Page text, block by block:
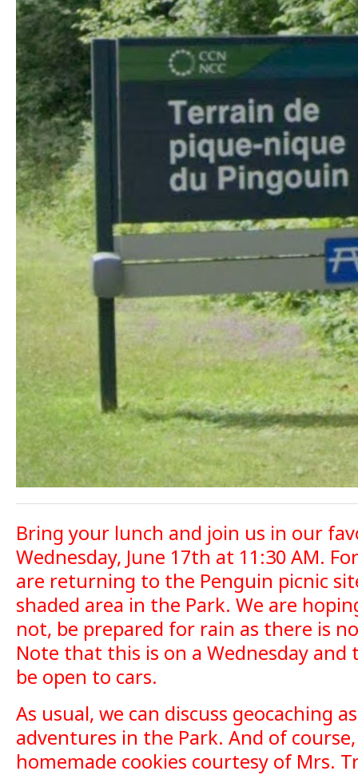
Bring your lunch and join us in our
Wednesday, June 17th at 11:30 AM.
are returning to the Penguin picnic
shaded area in the Park. We are
not, be prepared for rain as there is
Note that this is on a Wednesday
be open to cars.
As usual, we can discuss geocaching
adventures in the Park. And of
homemade cookies courtesy of Mrs.